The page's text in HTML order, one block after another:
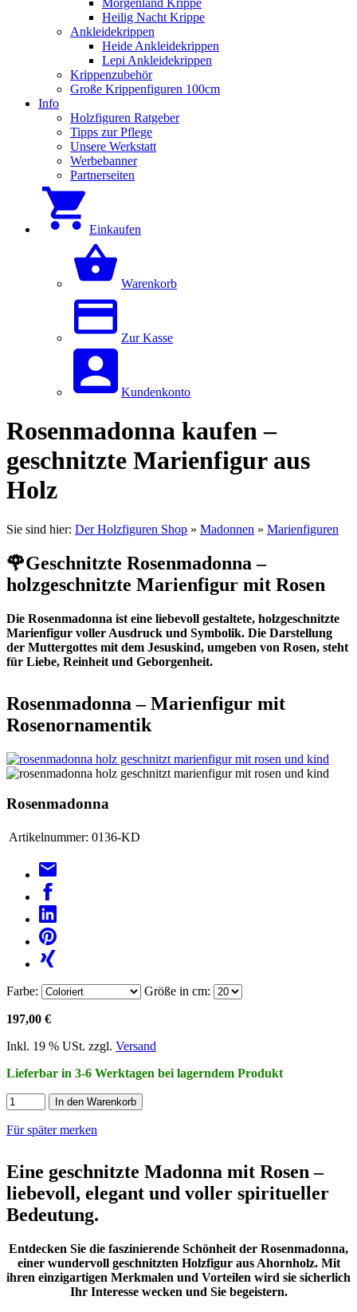
Morgenland Krippe
Heilig Nacht Krippe
Ankleidekrippen
Heide Ankleidekrippen
Lepi Ankleidekrippen
Krippenzubehör
Große Krippenfiguren 100cm
Info
Holzfiguren Ratgeber
Tipps zur Pflege
Unsere Werkstatt
Werbebanner
Partnerseiten
Einkaufen
Warenkorb
Zur Kasse
Kundenkonto
Rosenmadonna kaufen –
geschnitzte Marienfigur aus
Holz
Sie sind hier: Der Holzfiguren Shop » Madonnen » Marienfiguren
🌹Geschnitzte Rosenmadonna –
holzgeschnitzte Marienfigur mit Rosen
Die Rosenmadonna ist eine liebevoll gestaltete, holzgeschnitzte
Marienfigur voller Ausdruck und Symbolik. Die Darstellung
der Muttergottes mit dem Jesuskind, umgeben von Rosen, steht
für Liebe, Reinheit und Geborgenheit.
Rosenmadonna – Marienfigur mit
Rosenornamentik
Rosenmadonna
Artikelnummer: 0136-KD
Farbe: Größe in cm:
197,00 €
Inkl. 19 % USt. zzgl. Versand
Lieferbar in 3-6 Werktagen bei lagerndem Produkt
In den Warenkorb
Für später merken
Eine geschnitzte Madonna mit Rosen –
liebevoll, elegant und voller spiritueller
Bedeutung.
Entdecken Sie die faszinierende Schönheit der Rosenmadonna,
einer wundervoll geschnitzten Holzfigur aus Ahornholz. Mit
ihren einzigartigen Merkmalen und Vorteilen wird sie sicherlich
Ihr Interesse wecken und Sie begeistern.